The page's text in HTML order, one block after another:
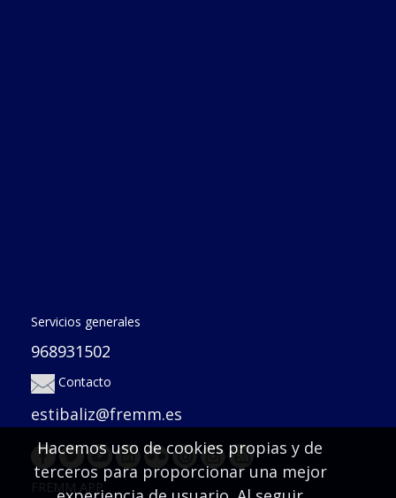
Servicios generales
968931502
Contacto
estibaliz@fremm.es
FREMM APP
Hacemos uso de cookies propias y de
terceros para proporcionar una mejor